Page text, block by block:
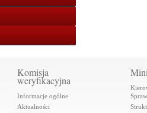
Komisja
weryfikacyjna
Informacje ogólne
Aktualności